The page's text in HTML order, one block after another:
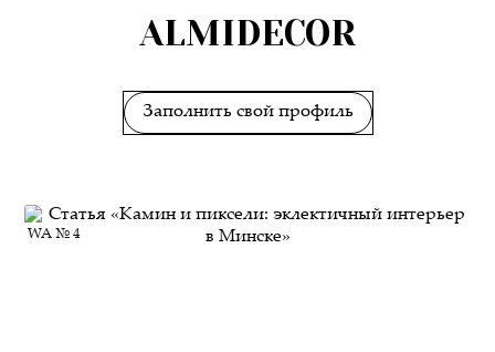
ALMIDECOR
Заполнить свой профиль
WA № 4